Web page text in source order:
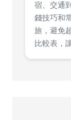
宿、交通
錢技巧和
旅，避免
比較表，